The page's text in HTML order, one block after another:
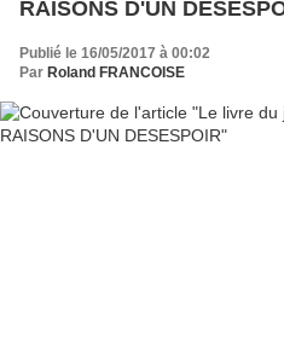
RAISONS D'UN
Publié le 16/05/2017 à 00:02
Par Roland FRANCOISE